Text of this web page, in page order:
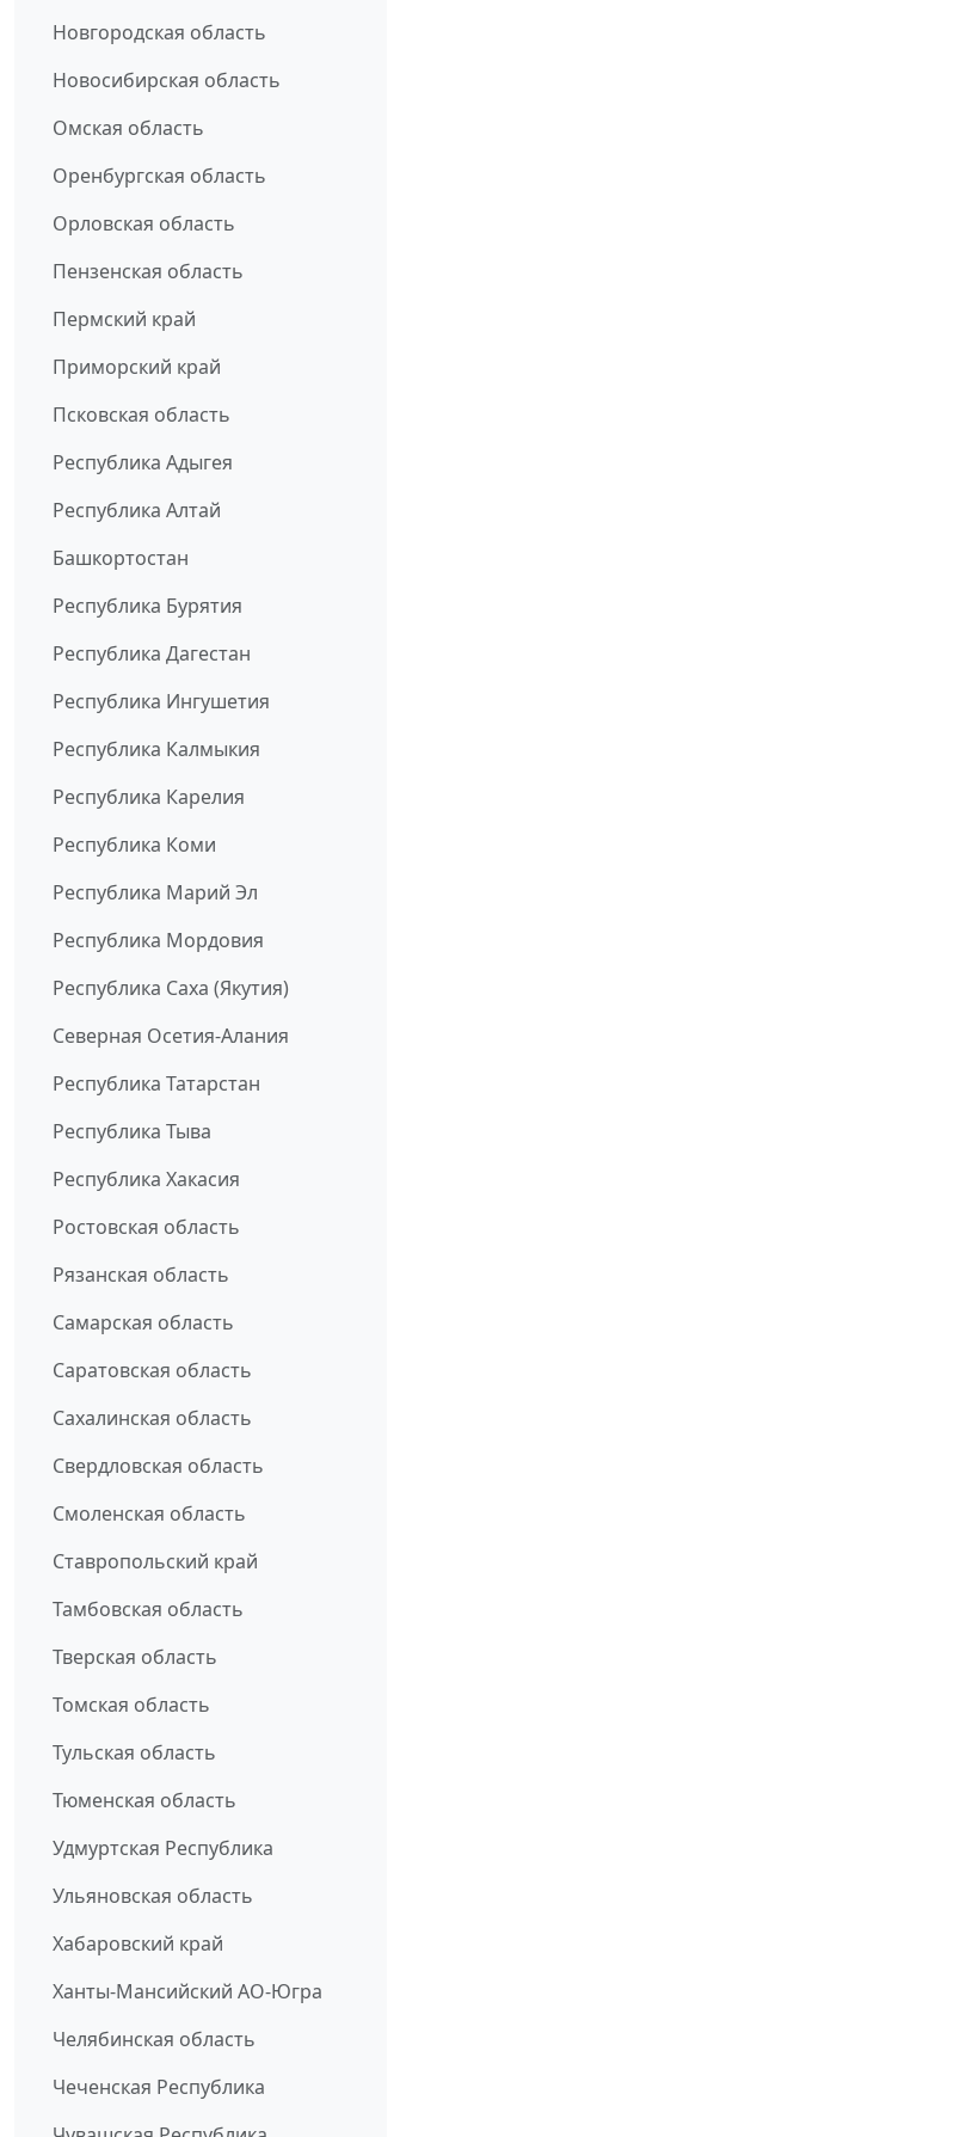
Новгородская область
Новосибирская область
Омская область
Оренбургская область
Орловская область
Пензенская область
Пермский край
Приморский край
Псковская область
Республика Адыгея
Республика Алтай
Башкортостан
Республика Бурятия
Республика Дагестан
Республика Ингушетия
Республика Калмыкия
Республика Карелия
Республика Коми
Республика Марий Эл
Республика Мордовия
Республика Саха (Якутия)
Северная Осетия-Алания
Республика Татарстан
Республика Тыва
Республика Хакасия
Ростовская область
Рязанская область
Самарская область
Саратовская область
Сахалинская область
Свердловская область
Смоленская область
Ставропольский край
Тамбовская область
Тверская область
Томская область
Тульская область
Тюменская область
Удмуртская Республика
Ульяновская область
Хабаровский край
Ханты-Мансийский АО-Югра
Челябинская область
Чеченская Республика